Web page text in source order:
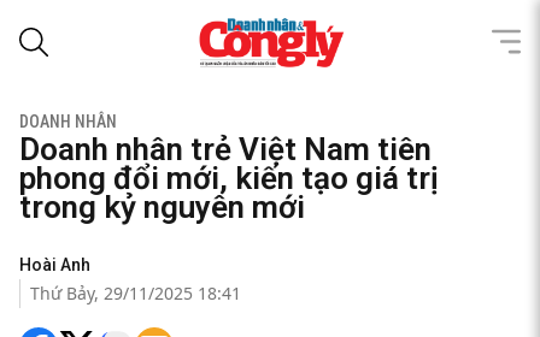
DOANH NHÂN
Doanh nhân trẻ Việt Nam tiên
phong đổi mới, kiến tạo giá trị
trong kỷ nguyên mới
Hoài Anh
Thứ Bảy, 29/11/2025 18:41